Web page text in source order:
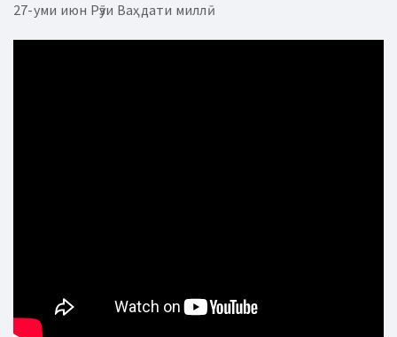
27-уми июн Рӯзи Ваҳдати миллӣ